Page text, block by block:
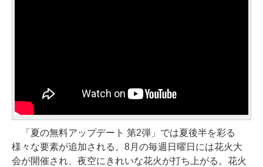
「夏の無料アップデート 第2弾」では夏後半を彩る
様々な要素が追加される。8月の毎週日曜日には花火大
会が開催され、夜空にきれいな花火が打ち上がる。花火